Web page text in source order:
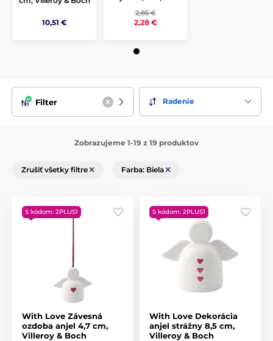
10,51 €
2,85 €
2,28 €
Filter Radenie
Zobrazujeme 1-19 z 19 produktov
Zrušiť všetky filtre Farba: Biela
S kódom: 2PLUS1
With Love Závesná
ozdoba anjel 4,7 cm,
Villeroy & Boch
S kódom: 2PLUS1
With Love Dekorácia
anjel strážny 8,5 cm,
Villeroy & Boch